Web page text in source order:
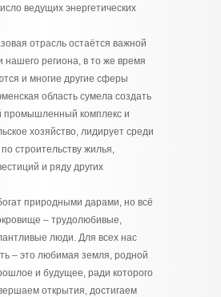
ведущих энергетических
отрасль остаётся важной
нашего региона, в то же время
и многие другие сферы
область сумела создать
промышленный комплекс и
хозяйство, лидирует среди
строительству жилья,
и ряду других
природными дарами, но всё
– трудолюбивые,
люди. Для всех нас
– это любимая земля, родной
и будущее, ради которого
открытия, достигаем